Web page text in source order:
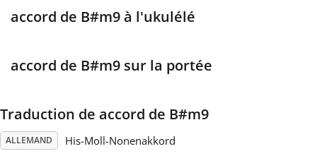
accord de B#m9 à l'ukulélé
accord de B#m9 sur la portée
Traduction de accord de B#m9
ALLEMAND His-Moll-Nonenakkord